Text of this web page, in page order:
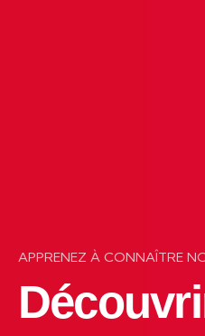
APPRENEZ À CONNAÎTRE